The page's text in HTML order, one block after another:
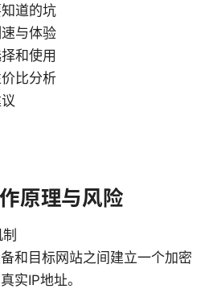
道的坑
与体验
和使用
比分析
原理与风险
和目标网站之间建立一个加密
实IP地址。